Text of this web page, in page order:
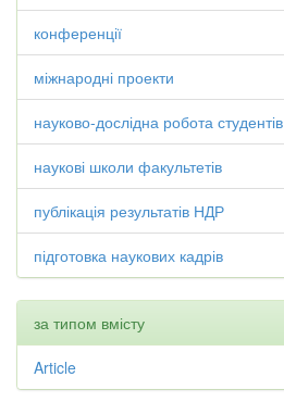
конференції
міжнародні проекти
науково-дослідна робота студентів
наукові школи факультетів
публікація результатів НДР
підготовка наукових кадрів
за типом вмісту
Article